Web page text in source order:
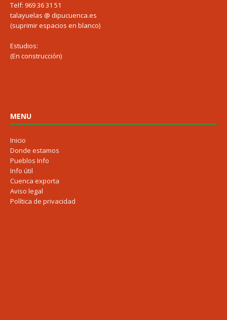
Telf: 969 36 31 51
talayuelas @ dipucuenca.es
(suprimir espacios en blanco)
Estudios:
(En construcción)
MENU
Inicio
Donde estamos
Pueblos Info
Info útil
Cuenca exporta
Aviso legal
Política de privacidad